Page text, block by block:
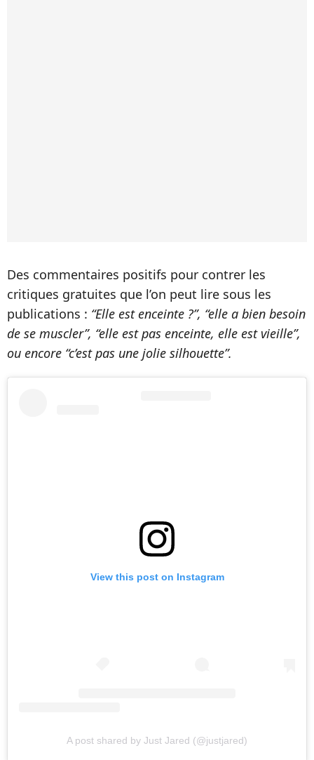
Des commentaires positifs pour contrer les
critiques gratuites que l’on peut lire sous les
publications : “Elle est enceinte ?”, “elle a bien besoin
de se muscler”, “elle est pas enceinte, elle est vieille”,
ou encore “c’est pas une jolie silhouette”.
View this post on Instagram
A post shared by Just Jared (@justjared)